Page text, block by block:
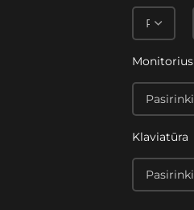
Monitorius
Klaviatūra